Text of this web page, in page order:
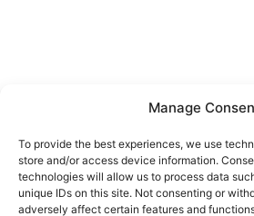
Manage
To provide the best experiences, we use
store and/or access device information.
technologies will allow us to process data
unique IDs on this site. Not consenting or
adversely affect certain features and